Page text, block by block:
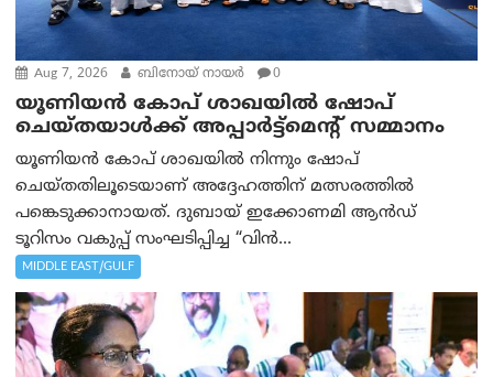
Aug 7, 2026 ബിനോയ് നായര്‍ 0
യൂണിയൻ കോപ് ശാഖയിൽ ഷോപ്
ചെയ്തയാൾക്ക് അപ്പാർട്ട്മെന്റ് സമ്മാനം
യൂണിയൻ കോപ് ശാഖയിൽ നിന്നും ഷോപ്
ചെയ്തതിലൂടെയാണ് അദ്ദേഹത്തിന് മത്സരത്തിൽ
പങ്കെടുക്കാനായത്. ദുബായ് ഇക്കോണമി ആൻഡ്
ടൂറിസം വകുപ്പ് സംഘടിപ്പിച്ച “വിൻ...
MIDDLE EAST/GULF